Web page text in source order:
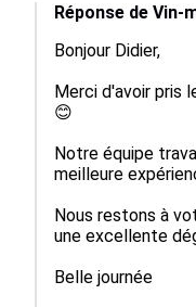
Réponse de Vin-
Bonjour Didier,
Merci d'avoir pris
😊
Notre équipe
meilleure
Nous restons à
une excellente
Belle journée